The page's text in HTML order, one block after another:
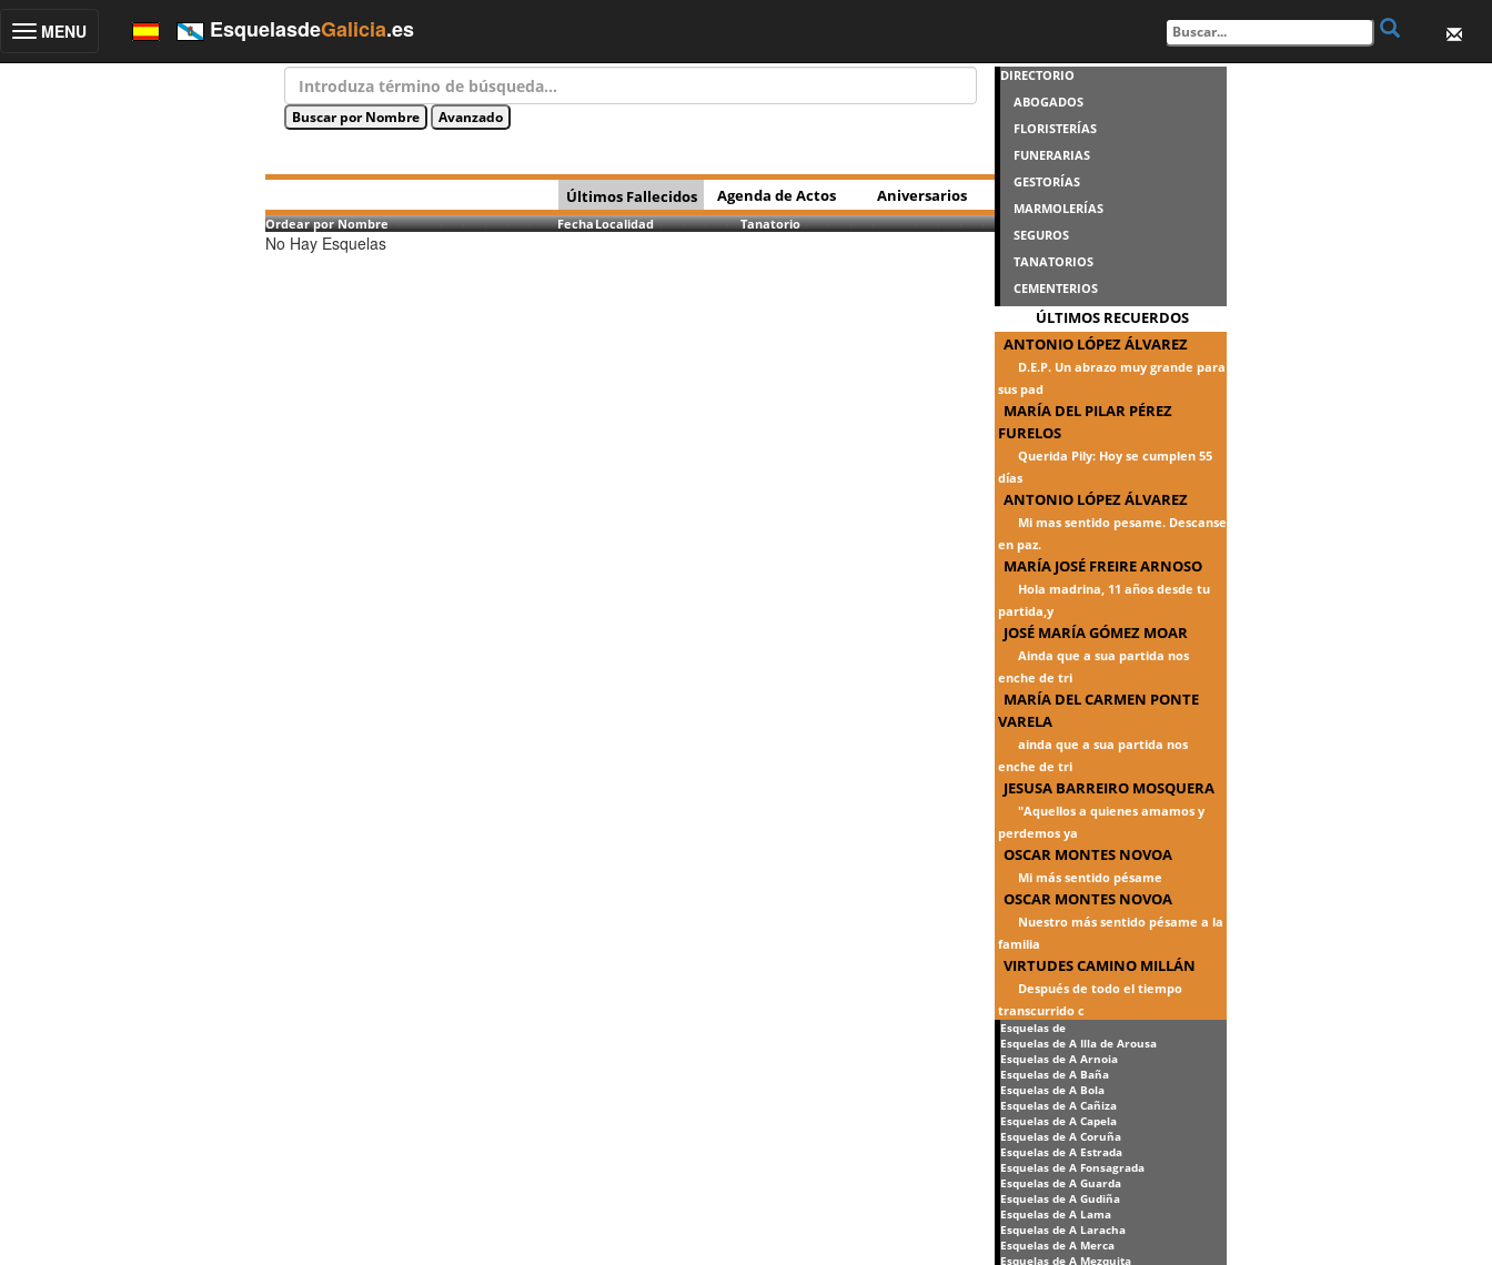
Toggle
MENU EsquelasdeGalicia.es
Últimos Fallecidos Agenda de Actos Aniversarios
Ordear por Nombre FechaLocalidad Tanatorio
No Hay Esquelas
DIRECTORIO
ABOGADOS
FLORISTERÍAS
FUNERARIAS
GESTORÍAS
MARMOLERÍAS
SEGUROS
TANATORIOS
CEMENTERIOS
ÚLTIMOS RECUERDOS
ANTONIO LÓPEZ ÁLVAREZ
D.E.P. Un abrazo muy grande para
sus pad
MARÍA DEL PILAR PÉREZ
FURELOS
Querida Pily: Hoy se cumplen 55
días
ANTONIO LÓPEZ ÁLVAREZ
Mi mas sentido pesame. Descanse
en paz.
MARÍA JOSÉ FREIRE ARNOSO
Hola madrina, 11 años desde tu
partida,y
JOSÉ MARÍA GÓMEZ MOAR
Ainda que a sua partida nos
enche de tri
MARÍA DEL CARMEN PONTE
VARELA
ainda que a sua partida nos
enche de tri
JESUSA BARREIRO MOSQUERA
"Aquellos a quienes amamos y
perdemos ya
OSCAR MONTES NOVOA
Mi más sentido pésame
OSCAR MONTES NOVOA
Nuestro más sentido pésame a la
familia
VIRTUDES CAMINO MILLÁN
Después de todo el tiempo
transcurrido c
Esquelas de
Esquelas de A Illa de Arousa
Esquelas de A Arnoia
Esquelas de A Baña
Esquelas de A Bola
Esquelas de A Cañiza
Esquelas de A Capela
Esquelas de A Coruña
Esquelas de A Estrada
Esquelas de A Fonsagrada
Esquelas de A Guarda
Esquelas de A Gudiña
Esquelas de A Lama
Esquelas de A Laracha
Esquelas de A Merca
Esquelas de A Mezquita